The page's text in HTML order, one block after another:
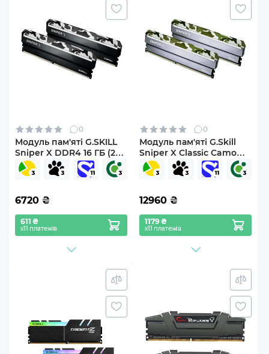
0
Модуль пам'яті G.SKILL
Sniper X DDR4 16 ГБ (2x8
ГБ) 3200 МГц CL16 (F4-
3200C16D-16GSXFB)
6720 ₴
611 ₴
х11 платежів
0
Модуль пам'яті G.Skill
Sniper X Classic Camo
DDR4-3200 32GB
(2x16GB) CL16-18-18-38
12960 ₴
1179 ₴
х11 платежів